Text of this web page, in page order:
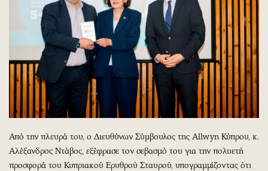
Από την πλευρά του, ο Διευθύνων Σύμβουλος της Allwyn Κύπρου, κ.
Αλέξανδρος Ντάβος, εξέφρασε τον σεβασμό του για την πολυετή
προσφορά του Κυπριακού Ερυθρού Σταυρού, υπογραμμίζοντας ότι